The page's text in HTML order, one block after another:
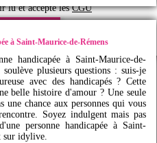
lu et accepté lesCGU
à Saint-Maurice-de-Rémens
handicapée à Saint-Maurice-de-
plusieurs questions : suis-je
avec des handicapés ? Cette
belle histoire d'amour ? Une seule
une chance aux personnes qui vous
Soyez indulgent mais pas
personne handicapée à Saint-
sur idylive.